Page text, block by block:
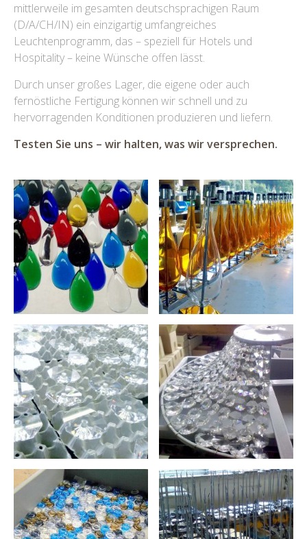
mittlerweile im gesamten deutschsprachigen Raum
(D/A/CH/IN) ein einzigartig umfangreiches
Leuchtenprogramm, das – speziell für Hotels und
Hospitality – keine Wünsche offen lässt.
Durch unser großes Lager, die eigene oder auch
fernöstliche Fertigung können wir schnell und zu
hervorragenden Konditionen produzieren und liefern.
Testen Sie uns – wir halten, was wir versprechen.